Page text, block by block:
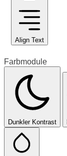
Align Text
Farbmodule
Dunkler Kontrast